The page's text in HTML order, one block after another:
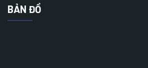
BẢN ĐỒ